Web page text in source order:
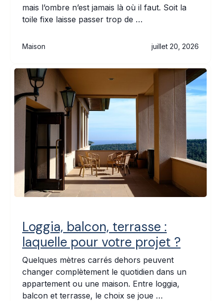
mais l’ombre n’est jamais là où il faut. Soit la
toile fixe laisse passer trop de …
Maison juillet 20, 2026
Loggia, balcon, terrasse :
laquelle pour votre projet ?
Quelques mètres carrés dehors peuvent
changer complètement le quotidien dans un
appartement ou une maison. Entre loggia,
balcon et terrasse, le choix se joue …